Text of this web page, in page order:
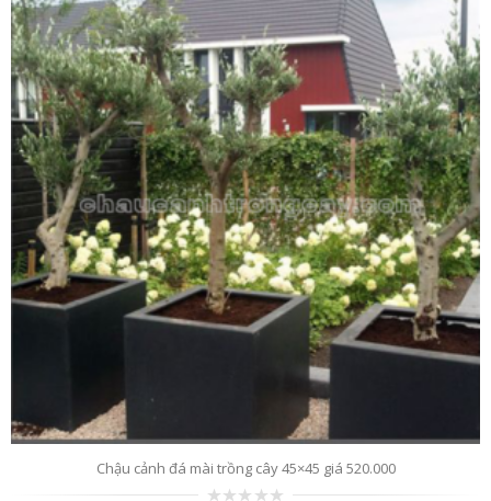
Chậu cảnh đá mài trồng cây 45×45 giá 520.000